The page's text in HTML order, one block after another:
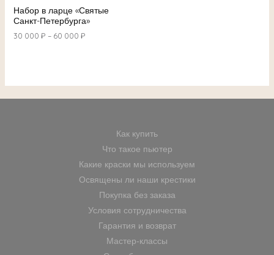
Набор в ларце «Святые
Санкт-Петербурга»
30 000 ₽ – 60 000 ₽
Как купить
Что такое пьютер
Какие краски мы используем
Освящены ли наши крестики
Покупка без заказа
Условия сотрудничества
Гарантия и возврат
Мастер-классы